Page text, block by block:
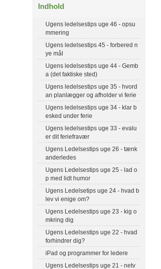
Indhold
Ugens ledelsestips uge 46 - opsu
mmering
Ugens ledelsestips 45 - forbered n
ye mål
Ugens ledelsestips uge 44 - Gemb
a (det faktiske sted)
Ugens ledelsestips uge 35 - hvord
an planlægger og afholder vi ferie
Ugens ledelsestips uge 34 - klar b
esked under ferie
Ugens ledelsestips uge 33 - evalu
er dit feriefravær
Ugens Ledelsestips uge 26 - tænk
anderledes
Ugens Ledelsestips uge 25 - lad o
p med lidt humor
Ugens Ledelsetips uge 24 - hvad b
lev vi enige om?
Ugens Ledelsestips uge 23 - kig o
mkring dig
Ugens Ledelsestips uge 22 - hvad
forhindrer dig?
iPad og programmer for ledere
Ugens Ledelsestips uge 21 - netv